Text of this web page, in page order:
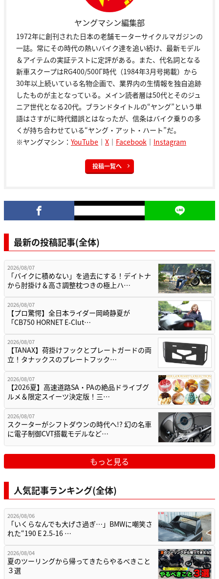
ヤングマシン編集部
1972年に創刊された日本の老舗モーターサイクルマガジンの
一誌。常にその時代の熱いバイク達を追い続け、最新モデル
＆アイテムの実証テストに定評がある。また、代名詞となる
新車スクープはRG400/500Γ時代（1984年3月号掲載）から
30年以上続いている名物企画で、業界内の生情報を独自追跡
したものが主となっている。メイン読者層は50代とそのジュ
ニア世代となる20代。ブランドタイトルの“ヤング”という単
語はさすがに時代錯誤とはなったが、信条はバイク乗りの多
くが持ち合わせている“ヤング・アット・ハート”だ。
※ヤングマシン： YouTube ｜ X ｜ Facebook ｜ Instagram
投稿一覧へ
最新の投稿記事(全体)
2026/08/07
「バイクに積めない」を過去にする！デイトナ
から肘掛け＆高さ調整枕つきの極上ハ…
2026/08/07
【プロ驚愕】全日本ライダー岡崎静夏が
「CB750 HORNET E-Clut…
2026/08/07
【TANAX】荷掛けフックとプレートガードの両
立！タナックスのプレートフック…
2026/08/07
【2026夏】高速道路SA・PAの絶品ドライブグ
ルメ＆限定スイーツ決定版！三…
2026/08/07
スクーターがシフトダウンの時代へ!? 幻の名車
に電子制御CVT搭載モデルなど…
もっと見る
人気記事ランキング(全体)
2026/08/06
「いくらなんでも大げさ過ぎ…」BMWに嘲笑さ
れた“190 E 2.5-16 …
2026/08/04
夏のツーリングから帰ってきたらやるべきこと
３選